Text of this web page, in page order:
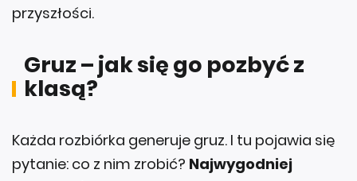
przyszłości.
Gruz – jak się go pozbyć z
klasą?
Każda rozbiórka generuje gruz. I tu pojawia się
pytanie: co z nim zrobić? Najwygodniej